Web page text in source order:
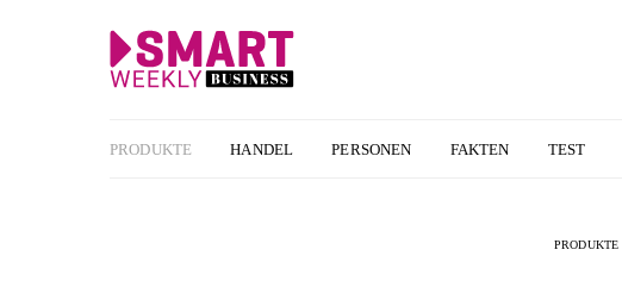
PRODUKTE HANDEL PERSONEN FAKTEN TEST
PRODUKTE